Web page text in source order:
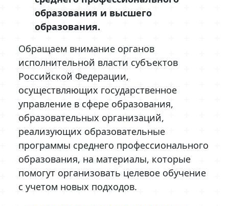
образования и высшего
образования.
Обращаем внимание органов
исполнительной власти субъектов
Российской Федерации,
осуществляющих государственное
управление в сфере образования,
образовательных организаций,
реализующих образовательные
программы среднего профессионального
образования, на материалы, которые
помогут организовать целевое обучение
с учетом новых подходов.